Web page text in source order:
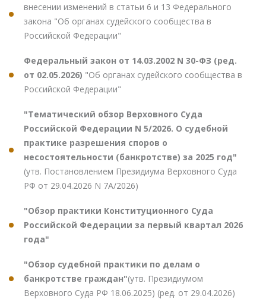
внесении изменений в статьи 6 и 13 Федерального
закона "Об органах судейского сообщества в
Российской Федерации"
Федеральный закон от 14.03.2002 N 30-ФЗ (ред.
от 02.05.2026) "Об органах судейского сообщества в
Российской Федерации"
"Тематический обзор Верховного Суда
Российской Федерации N 5/2026. О судебной
практике разрешения споров о
несостоятельности (банкротстве) за 2025 год"
(утв. Постановлением Президиума Верховного Суда
РФ от 29.04.2026 N 7А/2026)
"Обзор практики Конституционного Суда
Российской Федерации за первый квартал 2026
года"
"Обзор судебной практики по делам о
банкротстве граждан"(утв. Президиумом
Верховного Суда РФ 18.06.2025) (ред. от 29.04.2026)